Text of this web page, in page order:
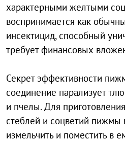
характерными желтыми
воспринимается как
инсектицид, способный
требует финансовых
Секрет эффективности
соединение парализует
и пчелы. Для
стеблей и соцветий пижмы
измельчить и поместить в